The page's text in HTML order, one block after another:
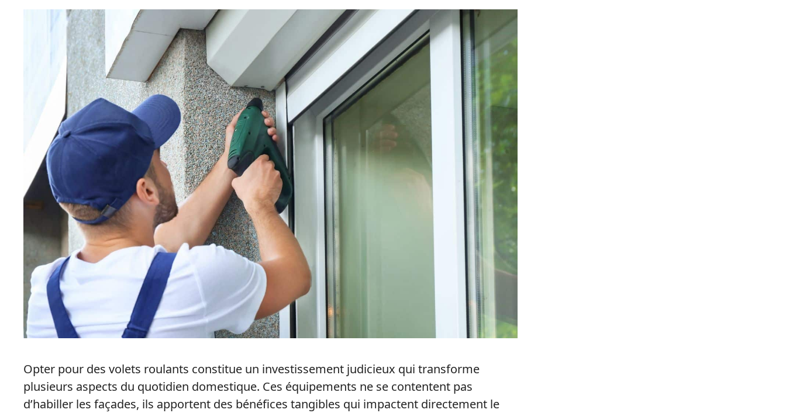
Opter pour des volets roulants constitue un investissement judicieux qui transforme
plusieurs aspects du quotidien domestique. Ces équipements ne se contentent pas
d’habiller les façades, ils apportent des bénéfices tangibles qui impactent directement le